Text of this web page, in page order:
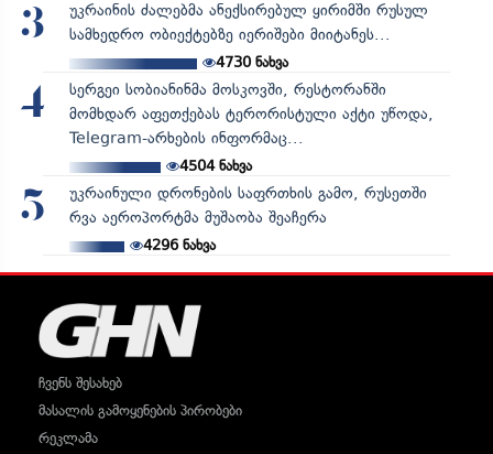
3
უკრაინის ძალებმა ანექსირებულ ყირიმში რუსულ
სამხედრო ობიექტებზე იერიშები მიიტანეს...
4730ნახვა
4
სერგეი სობიანინმა მოსკოვში, რესტორანში
მომხდარ აფეთქებას ტერორისტული აქტი უწოდა,
Telegram-არხების ინფორმაც...
4504ნახვა
5
უკრაინული დრონების საფრთხის გამო, რუსეთში
რვა აეროპორტმა მუშაობა შეაჩერა
4296ნახვა
ჩვენს შესახებ
მასალის გამოყენების პირობები
რეკლამა